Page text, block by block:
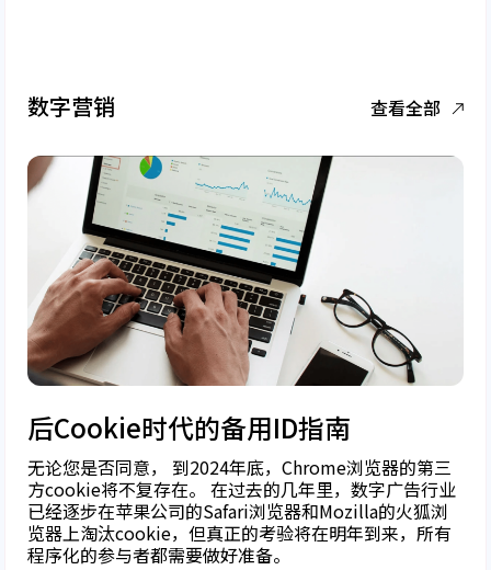
数字营销 查看全部
后Cookie时代的备用ID指南
无论您是否同意， 到2024年底，Chrome浏览器的第三
方cookie将不复存在。 在过去的几年里，数字广告行业
已经逐步在苹果公司的Safari浏览器和Mozilla的火狐浏
览器上淘汰cookie，但真正的考验将在明年到来，所有
程序化的参与者都需要做好准备。